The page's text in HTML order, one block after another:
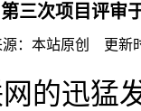
第三次项目评审
源：本站原创 更新
的迅猛